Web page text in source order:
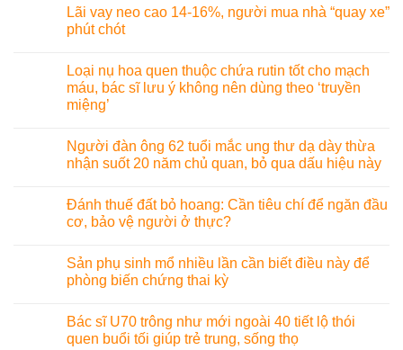
Lãi vay neo cao 14-16%, người mua nhà “quay xe”
phút chót
Loại nụ hoa quen thuộc chứa rutin tốt cho mạch
máu, bác sĩ lưu ý không nên dùng theo ‘truyền
miệng’
Người đàn ông 62 tuổi mắc ung thư dạ dày thừa
nhận suốt 20 năm chủ quan, bỏ qua dấu hiệu này
Đánh thuế đất bỏ hoang: Cần tiêu chí để ngăn đầu
cơ, bảo vệ người ở thực?
Sản phụ sinh mổ nhiều lần cần biết điều này để
phòng biến chứng thai kỳ
Bác sĩ U70 trông như mới ngoài 40 tiết lộ thói
quen buổi tối giúp trẻ trung, sống thọ